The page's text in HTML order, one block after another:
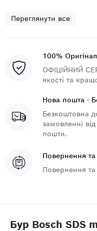
Переглянути все
100% Оригінал
ОФІЦІЙНИЙ
якості та
Нова пошта -
Безкоштовна
замовленні
пошти.
Повернення
Повернення
Бур Bosch SDS